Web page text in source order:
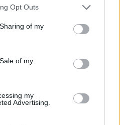
app uses one or more Google
behaviour. You may click to
and its third-party tags to
purposes in below Google
Opt Outs
of my
of my
my
Advertising.
του επενδυτικού
πρόσφατα, με €50 εκατ.
Estate, €90 εκατ. στις
τη συμφωνία
την Prodea, αξίας €600